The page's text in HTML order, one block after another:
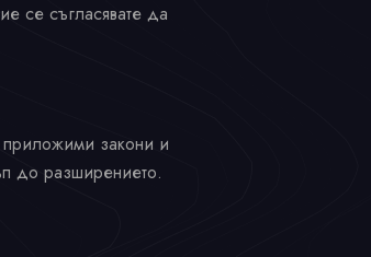
се съгласявате да
приложими закони и
до разширението.